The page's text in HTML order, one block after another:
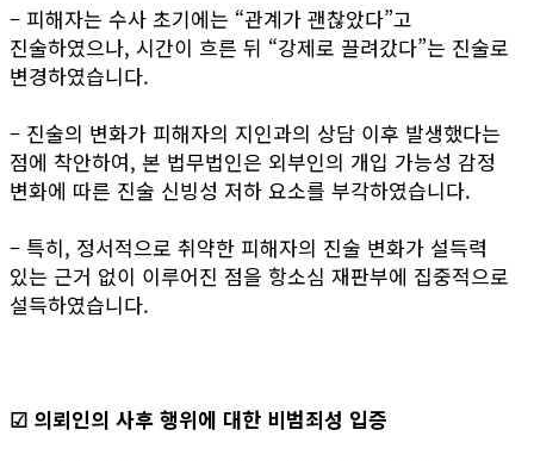
– 피해자는 수사 초기에는 “관계가 괜찮았다”고
진술하였으나, 시간이 흐른 뒤 “강제로 끌려갔다”는 진술로
변경하였습니다.
– 진술의 변화가 피해자의 지인과의 상담 이후 발생했다는
점에 착안하여, 본 법무법인은 외부인의 개입 가능성 감정
변화에 따른 진술 신빙성 저하 요소를 부각하였습니다.
– 특히, 정서적으로 취약한 피해자의 진술 변화가 설득력
있는 근거 없이 이루어진 점을 항소심 재판부에 집중적으로
설득하였습니다.
☑ 의뢰인의 사후 행위에 대한 비범죄성 입증